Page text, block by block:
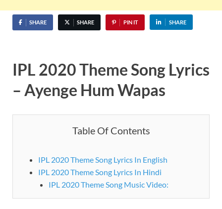
SHARE SHARE PIN IT SHARE
IPL 2020 Theme Song Lyrics
– Ayenge Hum Wapas
Table Of Contents
IPL 2020 Theme Song Lyrics In English
IPL 2020 Theme Song Lyrics In Hindi
IPL 2020 Theme Song Music Video: